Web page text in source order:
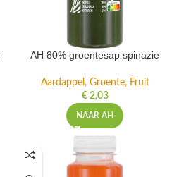
AH 80% groentesap spinazie
Aardappel, Groente, Fruit
€2,03
NAAR AH